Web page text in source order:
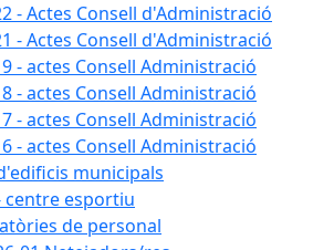
- Actes Consell d'Administració
- Actes Consell d'Administració
- actes Consell Administració
- actes Consell Administració
- actes Consell Administració
- actes Consell Administració
municipals
centre esportiu
de personal